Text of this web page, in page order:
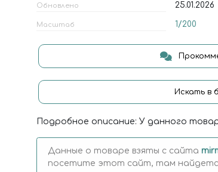
Обновлено 25.01.2026
Масштаб 1/200
Искать в
Подробное описание: У данного
Данные о товаре взяты с сайта
посетите этот сайт, там